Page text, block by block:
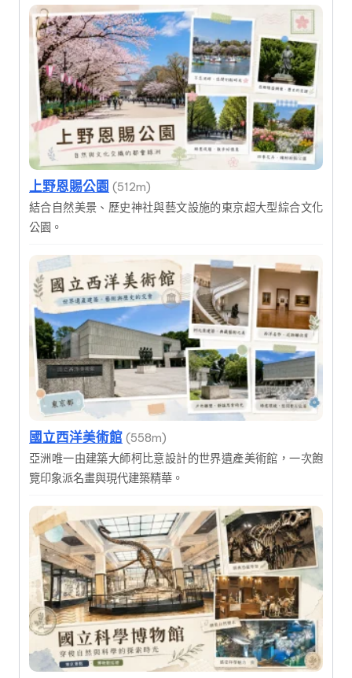
上野恩賜公園 (512m)
結合自然美景、歷史神社與藝文設施的東京超大型綜合文化
公園。
國立西洋美術館 (558m)
亞洲唯一由建築大師柯比意設計的世界遺產美術館，一次飽
覽印象派名畫與現代建築精華。